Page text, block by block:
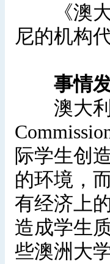
《澳大
尼的机构
事情
澳大利
际学生创
的环境，
有经济上
造成学生
些澳洲大